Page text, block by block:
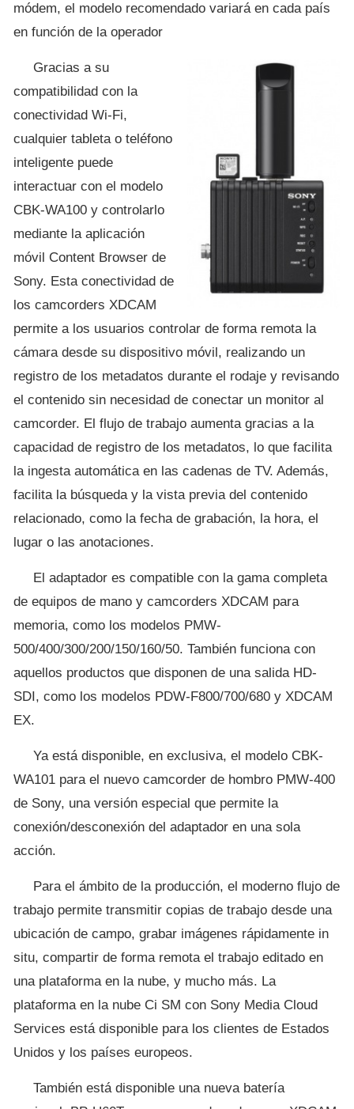
módem, el modelo recomendado variará en cada país
en función de la operador
Gracias a su
compatibilidad con la
conectividad Wi-Fi,
cualquier tableta o teléfono
inteligente puede
interactuar con el modelo
CBK-WA100 y controlarlo
mediante la aplicación
móvil Content Browser de
Sony. Esta conectividad de
los camcorders XDCAM
permite a los usuarios controlar de forma remota la
cámara desde su dispositivo móvil, realizando un
registro de los metadatos durante el rodaje y revisando
el contenido sin necesidad de conectar un monitor al
camcorder. El flujo de trabajo aumenta gracias a la
capacidad de registro de los metadatos, lo que facilita
la ingesta automática en las cadenas de TV. Además,
facilita la búsqueda y la vista previa del contenido
relacionado, como la fecha de grabación, la hora, el
lugar o las anotaciones.
El adaptador es compatible con la gama completa
de equipos de mano y camcorders XDCAM para
memoria, como los modelos PMW-
500/400/300/200/150/160/50. También funciona con
aquellos productos que disponen de una salida HD-
SDI, como los modelos PDW-F800/700/680 y XDCAM
EX.
Ya está disponible, en exclusiva, el modelo CBK-
WA101 para el nuevo camcorder de hombro PMW-400
de Sony, una versión especial que permite la
conexión/desconexión del adaptador en una sola
acción.
Para el ámbito de la producción, el moderno flujo de
trabajo permite transmitir copias de trabajo desde una
ubicación de campo, grabar imágenes rápidamente in
situ, compartir de forma remota el trabajo editado en
una plataforma en la nube, y mucho más. La
plataforma en la nube Ci SM con Sony Media Cloud
Services está disponible para los clientes de Estados
Unidos y los países europeos.
También está disponible una nueva batería